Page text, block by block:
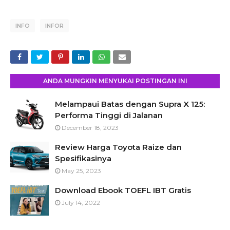
INFO INFOR
ANDA MUNGKIN MENYUKAI POSTINGAN INI
Melampaui Batas dengan Supra X 125:
Performa Tinggi di Jalanan
December 18, 2023
Review Harga Toyota Raize dan
Spesifikasinya
May 25, 2023
Download Ebook TOEFL IBT Gratis
July 14, 2022